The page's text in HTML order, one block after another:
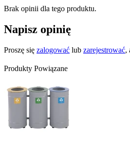
Brak opinii dla tego produktu.
Napisz opinię
Proszę się zalogować lub zarejestrować,
Produkty Powiązane